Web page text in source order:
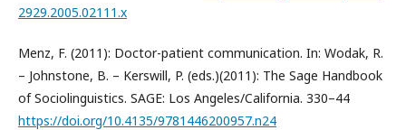
2929.2005.02111.x
Menz, F. (2011): Doctor-patient communication. In: Wodak, R.
– Johnstone, B. – Kerswill, P. (eds.)(2011): The Sage Handbook
of Sociolinguistics. SAGE: Los Angeles/California. 330–44
https://doi.org/10.4135/9781446200957.n24